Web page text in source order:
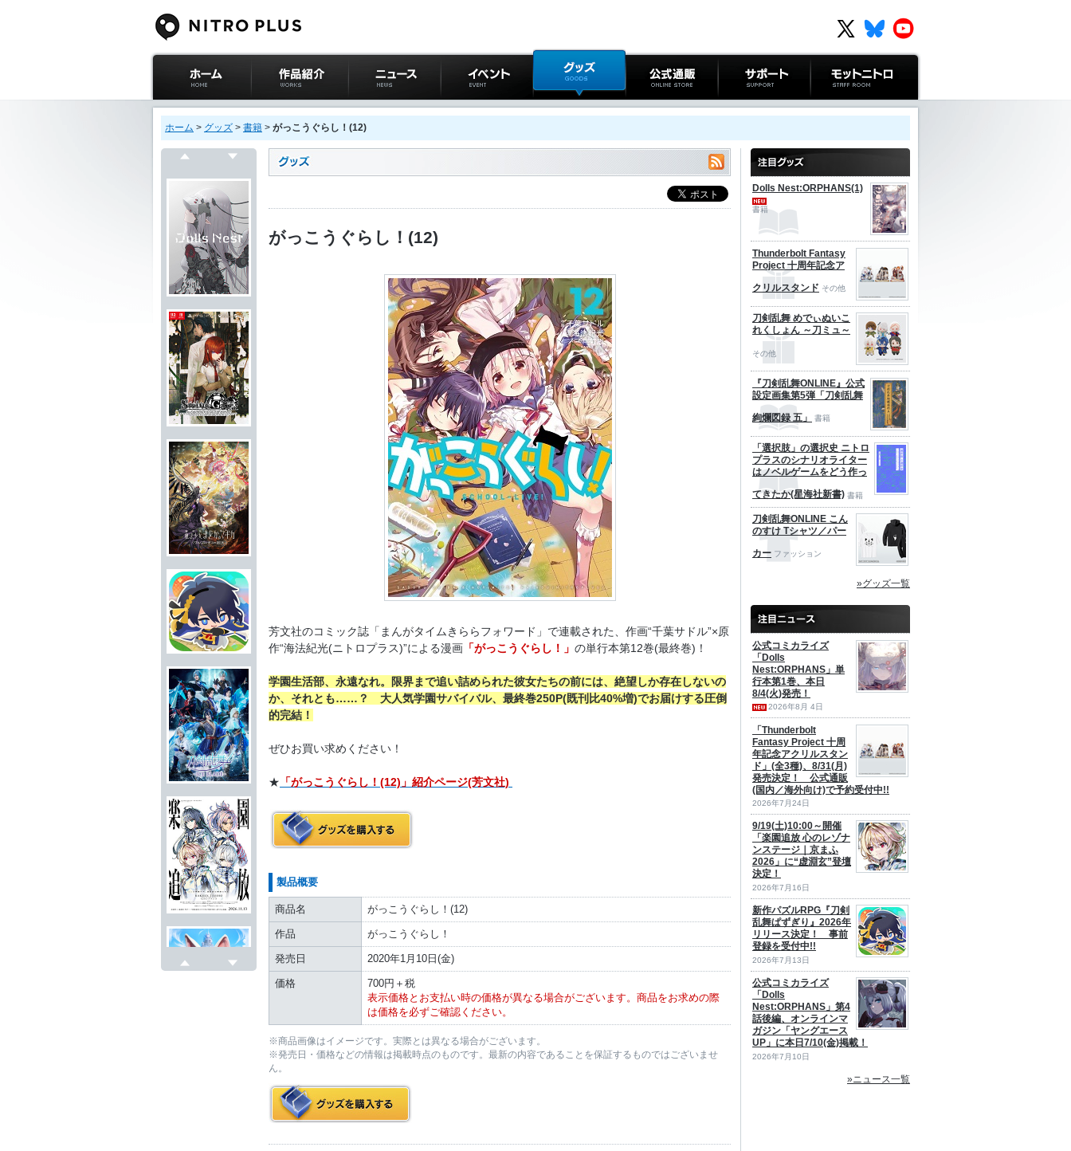
ニトロプラス公式
サイト ホーム
作品紹介 ニュース イベント グッズ 公式通販 サポート モットニトロ
ホーム > グッズ > 書籍 > がっこうぐらし！(12)
がっこうぐらし！(12)
芳文社のコミック誌「まんがタイムきららフォワード」で連載された、作画“千葉サドル”×原
作“海法紀光(ニトロプラス)”による漫画 「がっこうぐらし！」 の単行本第12巻(最終巻)！
学園生活部、永遠なれ。限界まで追い詰められた彼女たちの前には、絶望しか存在しないの
か、それとも……？ 大人気学園サバイバル、最終巻250P(既刊比40%増)でお届けする圧倒
的完結！
ぜひお買い求めください！
★ 「がっこうぐらし！(12)」紹介ページ(芳文社)
製品概要
商品名 がっこうぐらし！(12)
作品 がっこうぐらし！
発売日 2020年1月10日(金)
価格
700円＋税
表示価格とお支払い時の価格が異なる場合がございます。商品をお求めの際
は価格を必ずご確認ください。
※商品画像はイメージです。実際とは異なる場合がございます。
※発売日・価格などの情報は掲載時点のものです。最新の内容であることを保証するものではございませ
ん。
Dolls Nest:ORPHANS(1)
書籍
Thunderbolt Fantasy
Project 十周年記念ア
クリルスタンド その他
刀剣乱舞 めでぃぬいこ
れくしょん ～刀ミュ～
その他
『刀剣乱舞ONLINE』公式
設定画集第5弾「刀剣乱舞
絢爛図録 五」 書籍
「選択肢」の選択史 ニトロ
プラスのシナリオライター
はノベルゲームをどう作っ
てきたか(星海社新書) 書籍
刀剣乱舞ONLINE こん
のすけ Tシャツ／パー
カー ファッション
»グッズ一覧
公式コミカライズ
「Dolls
Nest:ORPHANS」単
行本第1巻、本日
8/4(火)発売！
2026年8月 4日
「Thunderbolt
Fantasy Project 十周
年記念アクリルスタン
ド」(全3種)、8/31(月)
発売決定！ 公式通販
(国内／海外向け)で予約受付中!!
2026年7月24日
9/19(土)10:00～開催
「楽園追放 心のレゾナ
ンステージ｜京まふ
2026」に“虚淵玄”登壇
決定！
2026年7月16日
新作パズルRPG『刀剣
乱舞ぱずぎり』2026年
リリース決定！ 事前
登録を受付中!!
2026年7月13日
公式コミカライズ
「Dolls
Nest:ORPHANS」第4
話後編、オンラインマ
ガジン「ヤングエース
UP」に本日7/10(金)掲載！
2026年7月10日
»ニュース一覧